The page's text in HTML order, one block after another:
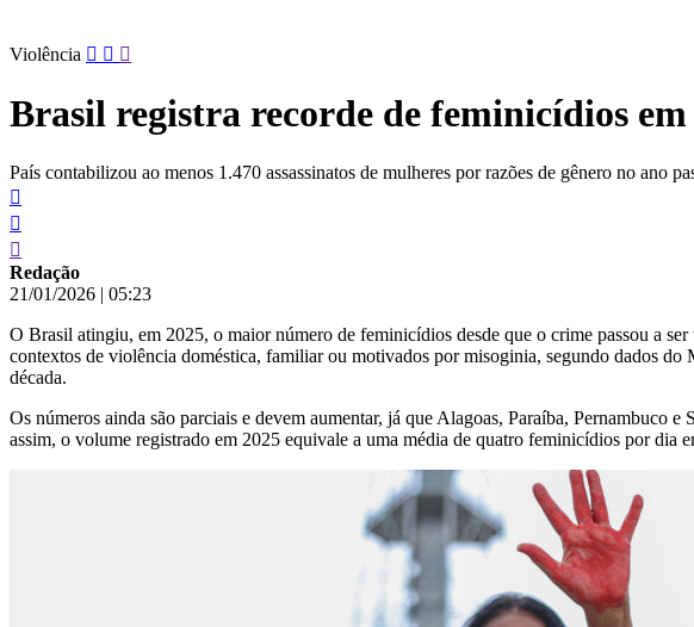
Pular
conteúdo
Violência
Brasil registra recorde de feminicídios
País contabilizou ao menos 1.470 assassinatos de mulheres por razões de gênero no ano
Redação
21/01/2026 | 05:23
O Brasil atingiu, em 2025, o maior número de feminicídios desde que o crime passou a
contextos de violência doméstica, familiar ou motivados por misoginia, segundo dados
década.
Os números ainda são parciais e devem aumentar, já que Alagoas, Paraíba, Pernambuco
assim, o volume registrado em 2025 equivale a uma média de quatro feminicídios por dia